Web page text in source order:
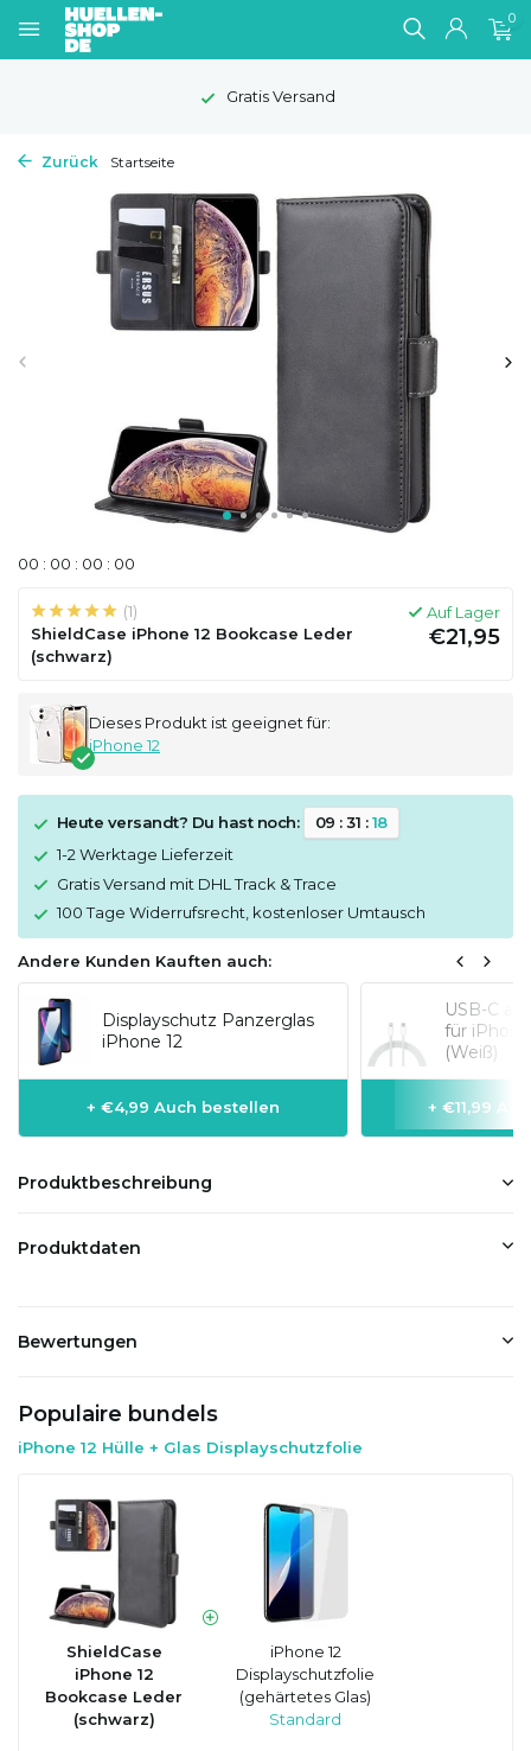
0
Gratis Versand
Zurück Startseite
00 : 00 : 00 : 00
(1)
ShieldCase iPhone 12 Bookcase Leder
(schwarz)
Auf Lager
€21,95
Dieses Produkt ist geeignet für:
iPhone 12
Heute versandt? Du hast noch: 09 :31 :18
1-2 Werktage Lieferzeit
Gratis Versand mit DHL Track & Trace
100 Tage Widerrufsrecht, kostenloser Umtausch
Andere Kunden Kauften auch:
Displayschutz Panzerglas
iPhone 12
+ €4,99 Auch bestellen
USB-C
für
(Weiß)
+ €11,99
Produktbeschreibung
Produktdaten
Bewertungen
Populaire bundels
iPhone 12 Hülle + Glas Displayschutzfolie
ShieldCase
iPhone 12
Bookcase Leder
(schwarz)
iPhone 12
Displayschutzfolie
(gehärtetes Glas)
Standard